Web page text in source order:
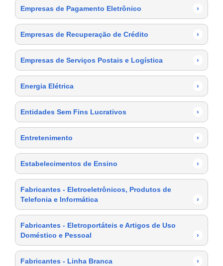
Empresas de Pagamento Eletrônico
›
Empresas de Recuperação de Crédito ›
Empresas de Serviços Postais e Logística ›
Energia Elétrica ›
Entidades Sem Fins Lucrativos ›
Entretenimento ›
Estabelecimentos de Ensino ›
Fabricantes - Eletroeletrônicos, Produtos de
Telefonia e Informática
›
Fabricantes - Eletroportáteis e Artigos de Uso
Doméstico e Pessoal
›
Fabricantes - Linha Branca ›